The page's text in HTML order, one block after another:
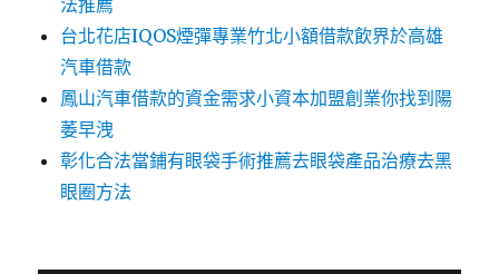
法推薦
台北花店IQOS煙彈專業竹北小額借款飲界於高雄
汽車借款
鳳山汽車借款的資金需求小資本加盟創業你找到陽
萎早洩
彰化合法當鋪有眼袋手術推薦去眼袋產品治療去黑
眼圈方法